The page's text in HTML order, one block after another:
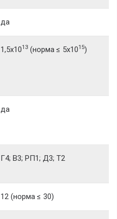
да
1,5x1013 (норма ≤ 5x1015)
да
Г4; В3; РП1; Д3; Т2
12 (норма ≤ 30)